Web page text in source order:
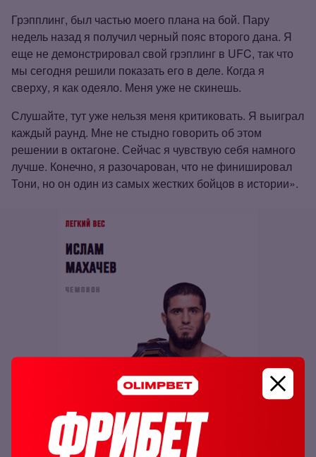
Грэпплинг, был частью моего плана на бой. Пару
недель назад я получил черный пояс второго дана. Я
еще не демонстрировал свой грэплинг в UFC, так что
мы сегодня решили показать его в деле. Когда я
сверху, я как одеяло. Меня уже не скинешь.
Слушайте, тут уже нельзя меня критиковать. Я выиграл
каждый раунд. Мне не стыдно говорить об этом
решении в октагоне. Сейчас я чувствую себя намного
лучше. Конечно, я разочарован, что не финишировал
Тони, но он один из самых жестких бойцов в истории».